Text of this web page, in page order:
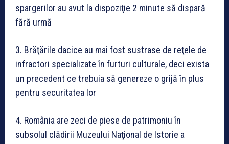
spargerilor au avut la dispoziţie 2 minute să dispară
fără urmă
3. Brăţările dacice au mai fost sustrase de reţele de
infractori specializate în furturi culturale, deci exista
un precedent ce trebuia să genereze o grijă în plus
pentru securitatea lor
4. România are zeci de piese de patrimoniu în
subsolul clădirii Muzeului Naţional de Istorie a